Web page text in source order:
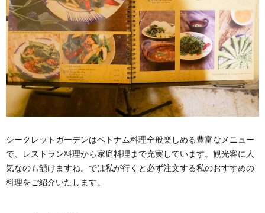
シークレットガーデンはベトナム料理全般楽しめる豊富なメニュー
で、レストラン料理から家庭料理まで充実しています。観光客に人
気なのも頷けますね。では私が行くと必ず注文する私のおすすめの
料理をご紹介いたします。